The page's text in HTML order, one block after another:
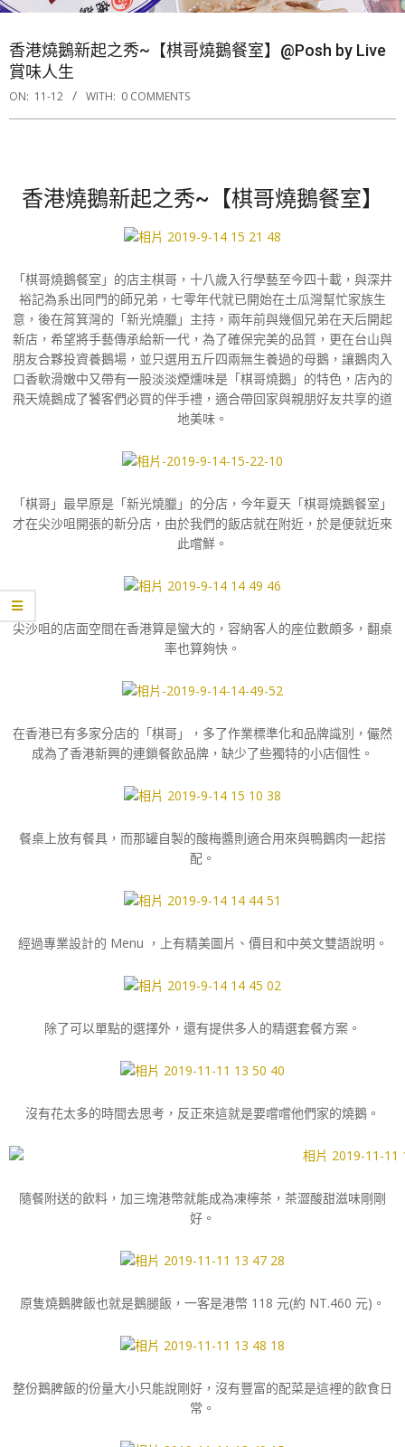
香港燒鵝新起之秀~【棋哥燒鵝餐室】@Posh by Live
賞味人生
ON: 11-12 WITH: 0 COMMENTS
香港燒鵝新起之秀~【棋哥燒鵝餐室】
「棋哥燒鵝餐室」的店主棋哥，十八歲入行學藝至今四十載，與深井
裕記為系出同門的師兄弟，七零年代就已開始在土瓜灣幫忙家族生
意，後在筲箕灣的「新光燒臘」主持，兩年前與幾個兄弟在天后開起
新店，希望將手藝傳承給新一代，為了確保完美的品質，更在台山與
朋友合夥投資養鵝場，並只選用五斤四兩無生養過的母鵝，讓鵝肉入
口香軟滑嫩中又帶有一股淡淡煙燻味是「棋哥燒鵝」的特色，店內的
飛天燒鵝成了饕客們必買的伴手禮，適合帶回家與親朋好友共享的道
地美味。
「棋哥」最早原是「新光燒臘」的分店，今年夏天「棋哥燒鵝餐室」
才在尖沙咀開張的新分店，由於我們的飯店就在附近，於是便就近來
此嚐鮮。
尖沙咀的店面空間在香港算是蠻大的，容納客人的座位數頗多，翻桌
率也算夠快。
在香港已有多家分店的「棋哥」，多了作業標準化和品牌識別，儼然
成為了香港新興的連鎖餐飲品牌，缺少了些獨特的小店個性。
餐桌上放有餐具，而那罐自製的酸梅醬則適合用來與鴨鵝肉一起搭
配。
經過專業設計的 Menu ，上有精美圖片、價目和中英文雙語說明。
除了可以單點的選擇外，還有提供多人的精選套餐方案。
沒有花太多的時間去思考，反正來這就是要嚐嚐他們家的燒鵝。
隨餐附送的飲料，加三塊港幣就能成為凍檸茶，茶澀酸甜滋味剛剛
好。
原隻燒鵝脾飯也就是鵝腿飯，一客是港幣 118 元(約 NT.460 元)。
整份鵝脾飯的份量大小只能說剛好，沒有豐富的配菜是這裡的飲食日
常。